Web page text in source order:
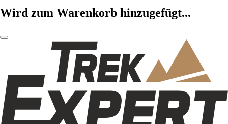
Wird zum Warenkorb hinzugefügt...